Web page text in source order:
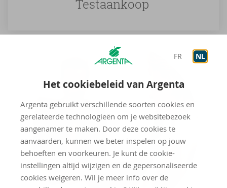
FR NL
Het cookiebeleid van Argenta
Argenta gebruikt verschillende soorten cookies en
gerelateerde technologieën om je websitebezoek
aangenamer te maken. Door deze cookies te
aanvaarden, kunnen we beter inspelen op jouw
behoeften en voorkeuren. Je kunt de cookie-
instellingen altijd wijzigen en de gepersonaliseerde
cookies weigeren. Wil je meer info over de
Testaankoop